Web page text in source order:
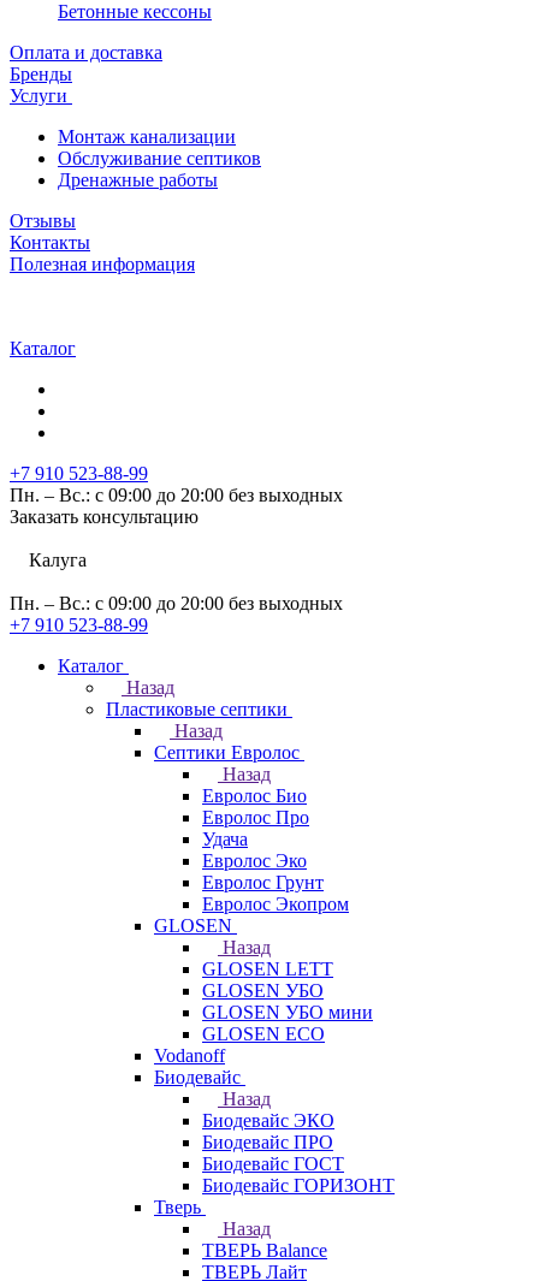
Бетонные кессоны
Оплата и доставка
Бренды
Услуги
Монтаж канализации
Обслуживание септиков
Дренажные работы
Отзывы
Контакты
Полезная информация
Каталог
+7 910 523-88-99
Пн. – Вс.: с 09:00 до 20:00 без выходных
Заказать консультацию
Калуга
Пн. – Вс.: с 09:00 до 20:00 без выходных
+7 910 523-88-99
Каталог
Назад
Пластиковые септики
Назад
Септики Евролос
Назад
Евролос Био
Евролос Про
Удача
Евролос Эко
Евролос Грунт
Евролос Экопром
GLOSEN
Назад
GLOSEN LETT
GLOSEN УБО
GLOSEN УБО мини
GLOSEN ECO
Vodanoff
Биодевайс
Назад
Биодевайс ЭКО
Биодевайс ПРО
Биодевайс ГОСТ
Биодевайс ГОРИЗОНТ
Тверь
Назад
ТВЕРЬ Balance
ТВЕРЬ Лайт